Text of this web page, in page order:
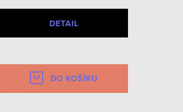
DETAIL
DO KOŠÍKU